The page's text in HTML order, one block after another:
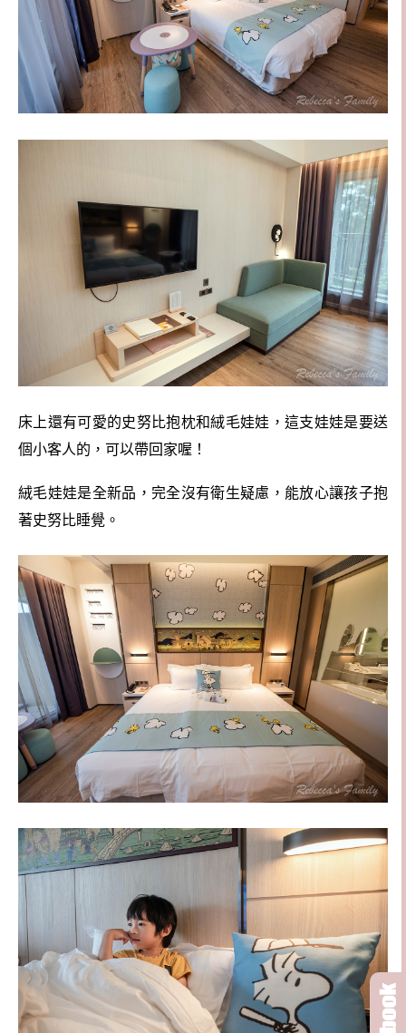
床上還有可愛的史努比抱枕和絨毛娃娃，這支娃娃是要送
個小客人的，可以帶回家喔 ！
絨毛娃娃是全新品，完全沒有衛生疑慮，能放心讓孩子抱
著史努比睡覺。